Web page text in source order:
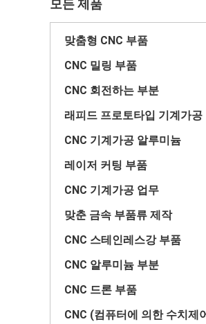
모든 제품
맞춤형 CNC 부품
CNC 밀링 부품
CNC 회전하는 부분
래피드 프로토타입 기계가공
CNC 기계가공 알루미늄
레이저 커팅 부품
CNC 기계가공 업무
맞춘 금속 부품류 제작
CNC 스테인레스강 부품
CNC 알루미늄 부분
CNC 드론 부품